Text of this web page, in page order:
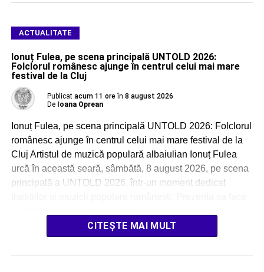
ACTUALITATE
Ionuț Fulea, pe scena principală UNTOLD 2026:
Folclorul românesc ajunge în centrul celui mai mare
festival de la Cluj
Publicat acum 11 ore în 8 august 2026
De Ioana Oprean
Ionuț Fulea, pe scena principală UNTOLD 2026: Folclorul
românesc ajunge în centrul celui mai mare festival de la
Cluj Artistul de muzică populară albaiulian Ionuț Fulea
urcă în această seară, sâmbătă, 8 august 2026, pe scena
principală a UNTOLD 2026, într-un moment dedicat
CITEȘTE MAI MULT